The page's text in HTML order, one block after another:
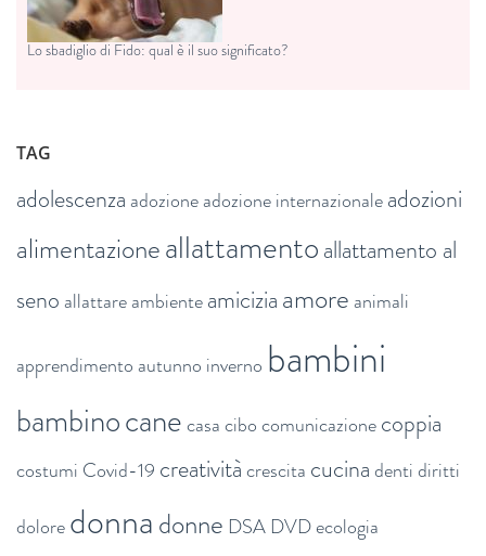
Lo sbadiglio di Fido: qual è il suo significato?
TAG
adolescenza adozioneadozione internazionaleadozioni
alimentazioneallattamentoallattamento al
seno allattareambienteamiciziaamore animali
apprendimento autunno inverno bambini
bambinocanecasacibocomunicazionecoppia
costumi Covid-19 creativitàcrescita cucinadentidiritti
doloredonnadonne DSA DVDecologia